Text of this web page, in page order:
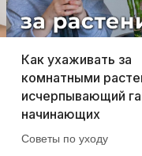
Как ухаживать за
комнатными
исчерпывающий
начинающих
Советы по уходу